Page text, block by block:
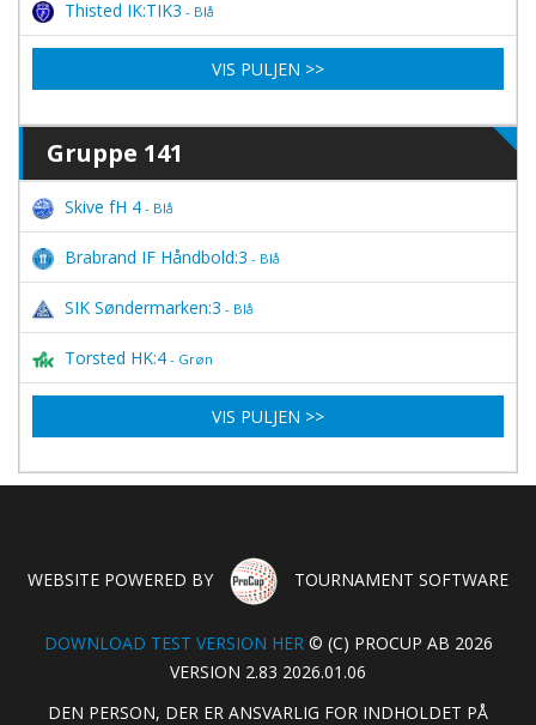
Thisted IK:TIK3 - Blå
VIS PULJEN >>
Gruppe 141
Skive fH 4 - Blå
Brabrand IF Håndbold:3 - Blå
SIK Søndermarken:3 - Blå
Torsted HK:4 - Grøn
VIS PULJEN >>
WEBSITE POWERED BY TOURNAMENT SOFTWARE
DOWNLOAD TEST VERSION HER© (C) PROCUP AB 2026
VERSION 2.83 2026.01.06
DEN PERSON, DER ER ANSVARLIG FOR INDHOLDET PÅ